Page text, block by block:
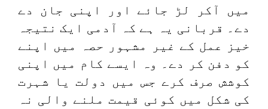
میں آکر لڑ جائے اور اپنی جان دے
دے۔ قربانی یہ ہے کہ آدمی ایک نتیجہ
خیز عمل کے غیر مشہور حصہ میں اپنے
کو دفن کر دے۔ وہ ایسے کام میں اپنی
کوشش صرف کرے جس میں دولت یا شہرت
کی شکل میں کوئی قیمت ملنے والی نہ